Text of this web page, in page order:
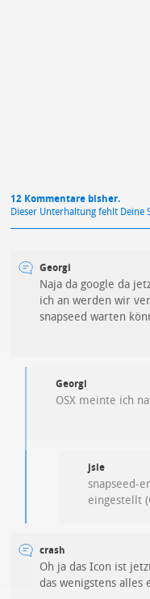
12 Kommentare bisher.
Dieser Unterhaltung fehlt Deine
Georgi
Naja da google da
ich an werden wir
snapseed warten
Georgi
OSX meinte ich
jsie
snapseed-
eingestellt
crash
Oh ja das Icon ist
das wenigstens alles